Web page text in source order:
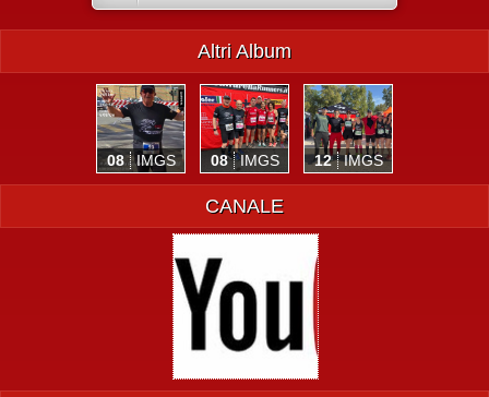
Altri Album
08 IMGS 08 IMGS 12 IMGS
CANALE